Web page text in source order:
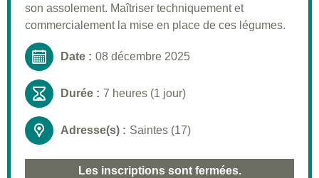
Validation
Informations pratiques
son assolement. Maîtriser techniquement et
commercialement la mise en place de ces légumes.
Date : 08 décembre 2025
Durée : 7 heures (1 jour)
Adresse(s) : Saintes (17)
Les inscriptions sont fermées.